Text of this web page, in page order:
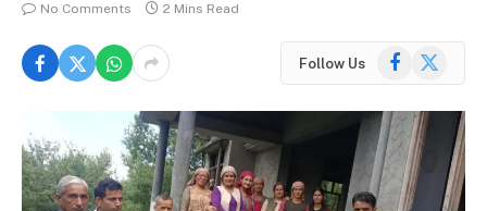
No Comments
2 Mins Read
Follow Us Facebook
X